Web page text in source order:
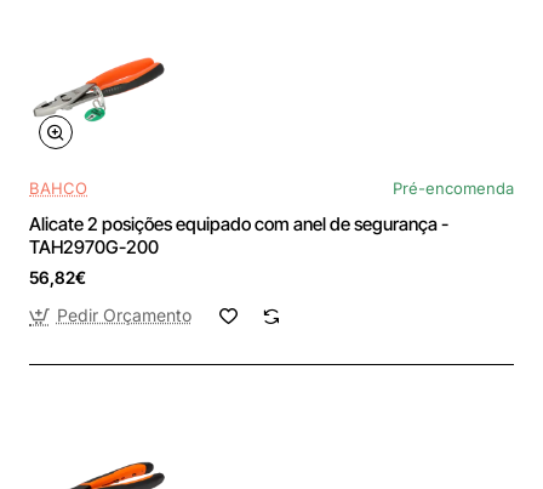
BAHCO Pré-encomenda
Alicate 2 posições equipado com anel de segurança -
TAH2970G-200
56,82€
Pedir Orçamento